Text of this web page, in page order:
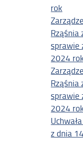
rok
Rząśnia
sprawie
2024
Rząśnia
sprawie
2024
z dnia